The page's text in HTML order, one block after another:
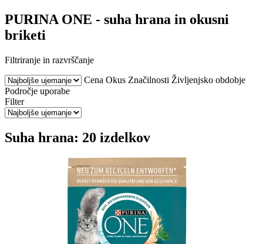
PURINA ONE - suha hrana in okusni
briketi
Filtriranje in razvrščanje
Cena Okus Značilnosti Življenjsko obdobje
Področje uporabe
Filter
Suha hrana: 20 izdelkov